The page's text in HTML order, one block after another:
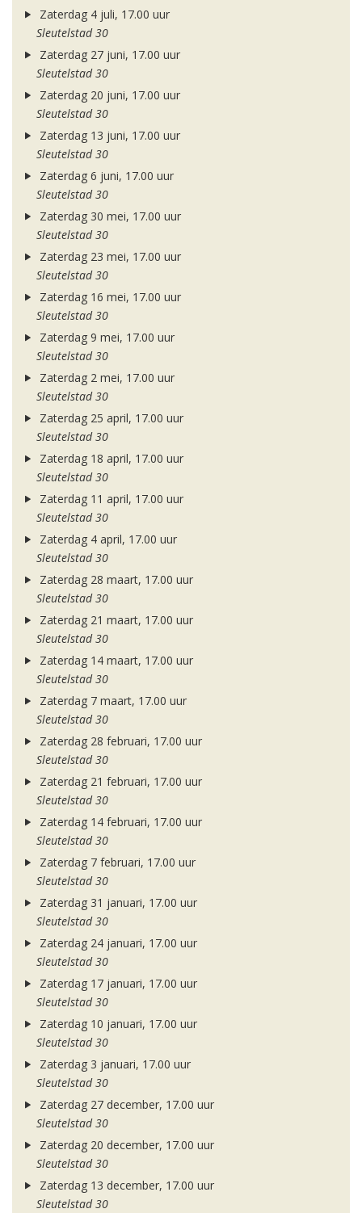
Zaterdag 4 juli, 17.00 uur
Sleutelstad 30
Zaterdag 27 juni, 17.00 uur
Sleutelstad 30
Zaterdag 20 juni, 17.00 uur
Sleutelstad 30
Zaterdag 13 juni, 17.00 uur
Sleutelstad 30
Zaterdag 6 juni, 17.00 uur
Sleutelstad 30
Zaterdag 30 mei, 17.00 uur
Sleutelstad 30
Zaterdag 23 mei, 17.00 uur
Sleutelstad 30
Zaterdag 16 mei, 17.00 uur
Sleutelstad 30
Zaterdag 9 mei, 17.00 uur
Sleutelstad 30
Zaterdag 2 mei, 17.00 uur
Sleutelstad 30
Zaterdag 25 april, 17.00 uur
Sleutelstad 30
Zaterdag 18 april, 17.00 uur
Sleutelstad 30
Zaterdag 11 april, 17.00 uur
Sleutelstad 30
Zaterdag 4 april, 17.00 uur
Sleutelstad 30
Zaterdag 28 maart, 17.00 uur
Sleutelstad 30
Zaterdag 21 maart, 17.00 uur
Sleutelstad 30
Zaterdag 14 maart, 17.00 uur
Sleutelstad 30
Zaterdag 7 maart, 17.00 uur
Sleutelstad 30
Zaterdag 28 februari, 17.00 uur
Sleutelstad 30
Zaterdag 21 februari, 17.00 uur
Sleutelstad 30
Zaterdag 14 februari, 17.00 uur
Sleutelstad 30
Zaterdag 7 februari, 17.00 uur
Sleutelstad 30
Zaterdag 31 januari, 17.00 uur
Sleutelstad 30
Zaterdag 24 januari, 17.00 uur
Sleutelstad 30
Zaterdag 17 januari, 17.00 uur
Sleutelstad 30
Zaterdag 10 januari, 17.00 uur
Sleutelstad 30
Zaterdag 3 januari, 17.00 uur
Sleutelstad 30
Zaterdag 27 december, 17.00 uur
Sleutelstad 30
Zaterdag 20 december, 17.00 uur
Sleutelstad 30
Zaterdag 13 december, 17.00 uur
Sleutelstad 30